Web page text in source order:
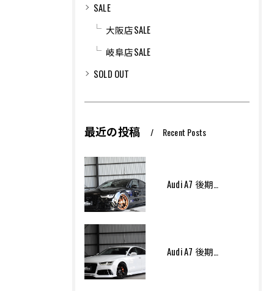
SALE
大阪店SALE
岐阜店SALE
SOLD OUT
最近の投稿 Recent Posts
Audi A7 後期モデル Arcana Performance エアサス
Audi A7 後期モデル Arcana Performance